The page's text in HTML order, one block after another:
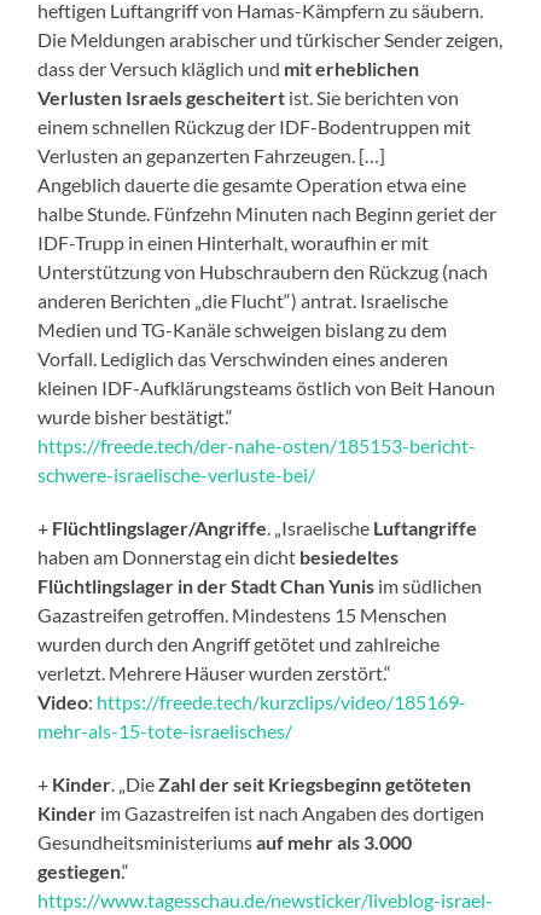
heftigen Luftangriff von Hamas-Kämpfern zu säubern.
Die Meldungen arabischer und türkischer Sender zeigen,
dass der Versuch kläglich und mit erheblichen
Verlusten Israels gescheitert ist. Sie berichten von
einem schnellen Rückzug der IDF-Bodentruppen mit
Verlusten an gepanzerten Fahrzeugen. […]
Angeblich dauerte die gesamte Operation etwa eine
halbe Stunde. Fünfzehn Minuten nach Beginn geriet der
IDF-Trupp in einen Hinterhalt, woraufhin er mit
Unterstützung von Hubschraubern den Rückzug (nach
anderen Berichten „die Flucht“) antrat. Israelische
Medien und TG-Kanäle schweigen bislang zu dem
Vorfall. Lediglich das Verschwinden eines anderen
kleinen IDF-Aufklärungsteams östlich von Beit Hanoun
wurde bisher bestätigt.“
https://freede.tech/der-nahe-osten/185153-bericht-
schwere-israelische-verluste-bei/
+ Flüchtlingslager/Angriffe . „Israelische Luftangriffe
haben am Donnerstag ein dicht besiedeltes
Flüchtlingslager in der Stadt Chan Yunis im südlichen
Gazastreifen getroffen. Mindestens 15 Menschen
wurden durch den Angriff getötet und zahlreiche
verletzt. Mehrere Häuser wurden zerstört.“
Video: https://freede.tech/kurzclips/video/185169-
mehr-als-15-tote-israelisches/
+ Kinder . „DieZahl der seit Kriegsbeginn getöteten
Kinder im Gazastreifen ist nach Angaben des dortigen
Gesundheitsministeriumsauf mehr als 3.000
gestiegen.“
https://www.tagesschau.de/newsticker/liveblog-israel-